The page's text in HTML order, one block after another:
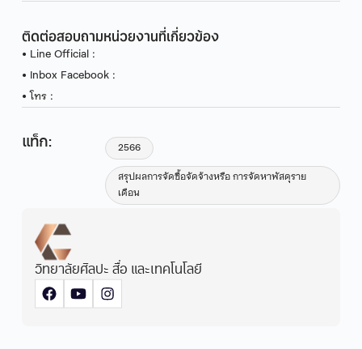
ติดต่อสอบถามหน่วยงานที่เกี่ยวข้อง
• Line Official :
• Inbox Facebook :
• โทร :
แท็ก:
2566
สรุปผลการจัดซื้อจัดจ้างหรือ การจัดหาพัสดุราย
เดือน
วิทยาลัยศิลปะ สื่อ และเทคโนโลยี